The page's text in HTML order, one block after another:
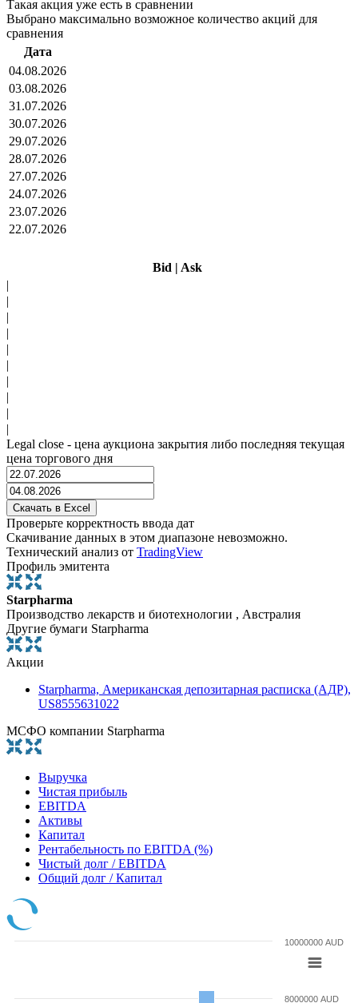
Такая акция уже есть в сравнении
Выбрано максимально возможное количество акций для
сравнения
Дата
04.08.2026
03.08.2026
31.07.2026
30.07.2026
29.07.2026
28.07.2026
27.07.2026
24.07.2026
23.07.2026
22.07.2026
Bid | Ask
|
|
|
|
|
|
|
|
|
|
Legal close - цена аукциона закрытия либо последняя текущая
цена торгового дня
Проверьте корректность ввода дат
Скачивание данных в этом диапазоне невозможно.
Технический анализ от TradingView
Профиль эмитента
Starpharma
Производство лекарств и биотехнологии , Австралия
Другие бумаги Starpharma
Акции
Starpharma, Американская депозитарная расписка (АДР),
US8555631022
МСФО компании Starpharma
Выручка
Чистая прибыль
EBITDA
Активы
Капитал
Рентабельность по EBITDA (%)
Чистый долг / EBITDA
Общий долг / Капитал
8000000 AUD
10000000 AUD